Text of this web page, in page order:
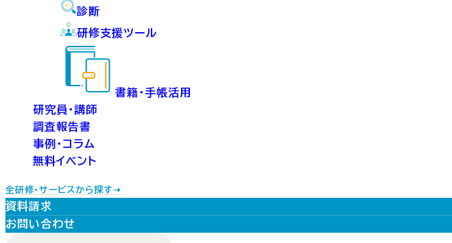
診断
研修支援ツール
書籍・手帳活用
研究員・講師
調査報告書
事例・コラム
無料イベント
全研修・サービスから探す
資料請求
お問い合わせ